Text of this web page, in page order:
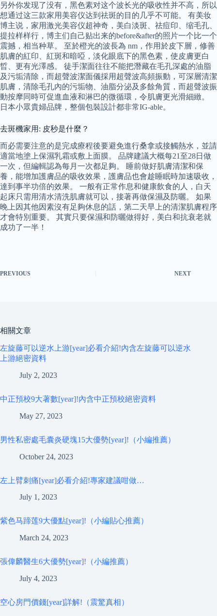
另外你发现了没有，黑色素对这个波长光的吸收性并不高，所以
想通过这三款家用美容仪达到祛斑的目的几乎不可能。 有美妆
博主说，家用激光美容仪超神奇，美白淡斑、祛痘印、缩毛孔、
提拉样样行，博主们自己贴出来的before&after的照片一个比一个
震撼，相当种草。 至於橙光的波長為 nm，作用於皮下層，修善
肌膚的紅印、紅斑和暗啞，淡化眼底下的黑色素，使皮膚更白
晢、更有光澤感。 徒手潔面往往不能把潛藏在毛孔深處的油脂
及污垢清除，而超聲波潔面儀採用超聲波高頻振動，可深層清潔
肌膚，清除毛孔內的污垢物、油脂分泌及多餘角質，而超聲波振
動按摩同時可促進血液和淋巴的微循環，令肌膚更光滑細緻。
日本小眾貴婦品牌，整個包裝設計都非常IG-able。
去斑機家用: 皮秒是什麼？
而必需要注意的是完成療程後要避免進行桑拿或接觸熱水，並請
適當地塗上保濕乳霜或敷上面膜。 品牌建議大概每21至28日做
一次，但編輯認為每月一次都足夠。 睡前做好肌膚清潔和保
養，能增加護膚品的吸收效果，護膚品也會趁睡眠時加速吸收，
達到事半功倍的效果。 一般有正常作息和健康飲食的人，白天
起床只需用清水清洗肌膚就可以，接著再做保濕及防曬。 如果
晚上因其他因素沒有足夠休息的話，第二天早上的清潔肌膚程序
才會特別重要。 其實只要保濕和防曬做得好，美白和抗衰老就
成功了一半！
PREVIOUS NEXT
相關文章
左旋藤可以逆水上游[year]必看介紹!內含左旋藤可以逆水
上游絕密資料
July 2, 2023
中正預校9大著數[year]!內含中正預校絕密資料
May 27, 2023
男性私密處毛囊炎硬塊15大優勢[year]!（小編推薦）
October 24, 2023
左上臂刺痛[year]必看介紹!專家建議咁做…
July 1, 2023
紫色马蹄莲9大優點[year]!（小編貼心推薦）
March 24, 2023
張偉麟醫生6大優勢[year]!（小編推薦）
July 4, 2023
空心房門價錢[year]詳解!（震驚真相）